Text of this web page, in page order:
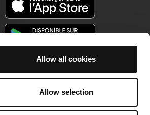
Allow all cookies
Allow selection